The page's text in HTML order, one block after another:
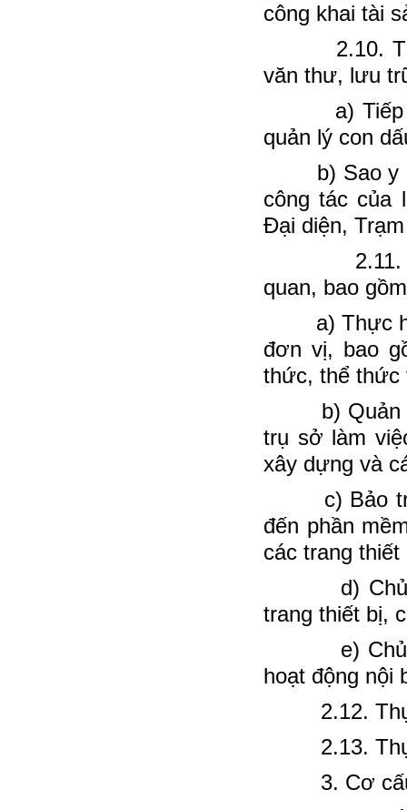
công khai tài
2.10. Tổ
văn thư, lưu
a) Tiếp
quản lý con
b) Sao y
công tác của
Đại diện,
2.11.
quan, bao
a) Thực
đơn vị, bao
thức, thể thức
b) Quản lý
trụ sở làm
xây dựng và
c) Bảo trì,
đến phần
các trang
d) Chủ trì
trang thiết bị,
e) Chủ trì
hoạt động nội
2.12. Thực
2.13. Thực
3. Cơ cấu